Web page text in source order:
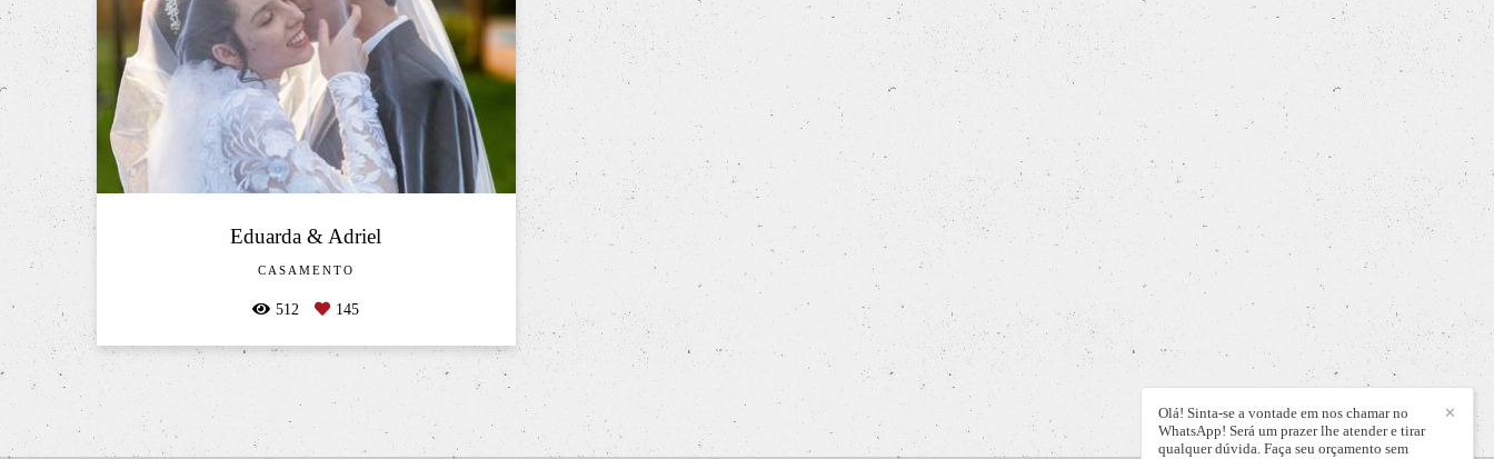
Eduarda & Adriel
CASAMENTO
512 145
✕
Olá! Sinta-se a vontade em nos chamar no
WhatsApp! Será um prazer lhe atender e tirar
qualquer dúvida. Faça seu orçamento sem